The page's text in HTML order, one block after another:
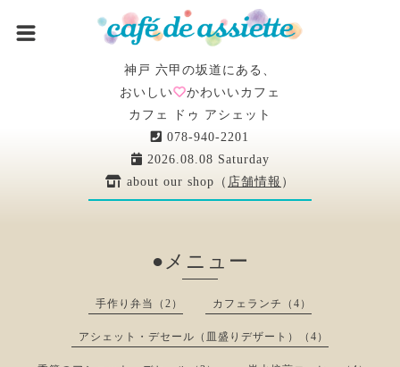
神戸 六甲の坂道にある、
おいしい
かわいいカフェ
カフェ ドゥ アシェット
078-940-2201
2026.08.08 Saturday
about our shop（ 店舗情報 ）
●メニュー
手作り弁当（2） カフェランチ（4）
アシェット・デセール（皿盛りデザート）（4）